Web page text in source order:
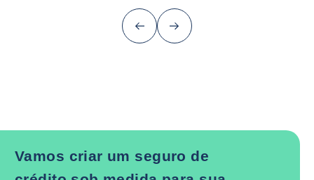
Anterior (voltar ao último item)
Próximo
Vamos criar um seguro de